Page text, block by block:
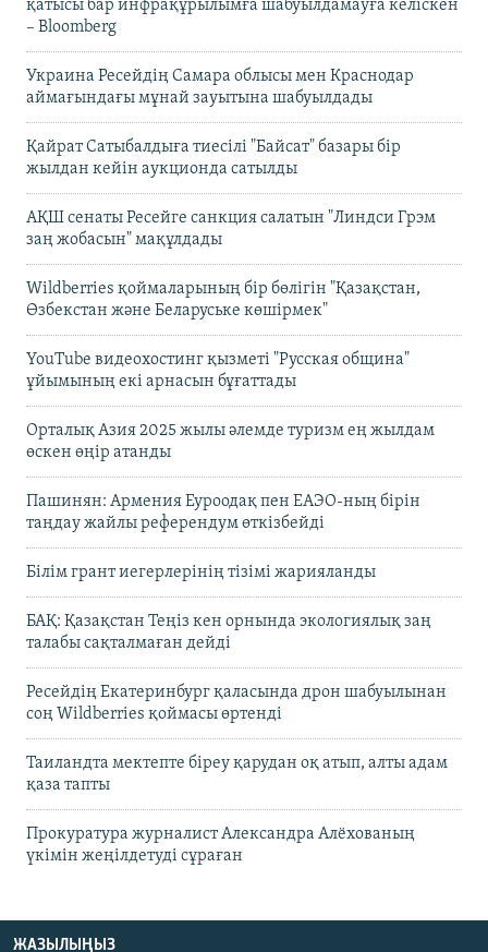
қатысы бар инфрақұрылымға шабуылдамауға келіскен
– Bloomberg
Украина Ресейдің Самара облысы мен Краснодар
аймағындағы мұнай зауытына шабуылдады
Қайрат Сатыбалдыға тиесілі "Байсат" базары бір
жылдан кейін аукционда сатылды
АҚШ сенаты Ресейге санкция салатын "Линдси Грэм
заң жобасын" мақұлдады
Wildberries қоймаларының бір бөлігін "Қазақстан,
Өзбекстан және Беларуське көшірмек"
YouTube видеохостинг қызметі "Русская община"
ұйымының екі арнасын бұғаттады
Орталық Азия 2025 жылы әлемде туризм ең жылдам
өскен өңір атанды
Пашинян: Армения Еуроодақ пен ЕАЭО-ның бірін
таңдау жайлы референдум өткізбейді
Білім грант иегерлерінің тізімі жарияланды
БАҚ: Қазақстан Теңіз кен орнында экологиялық заң
талабы сақталмаған дейді
Ресейдің Екатеринбург қаласында дрон шабуылынан
соң Wildberries қоймасы өртенді
Таиландта мектепте біреу қарудан оқ атып, алты адам
қаза тапты
Прокуратура журналист Александра Алёхованың
үкімін жеңілдетуді сұраған
ЖАЗЫЛЫҢЫЗ